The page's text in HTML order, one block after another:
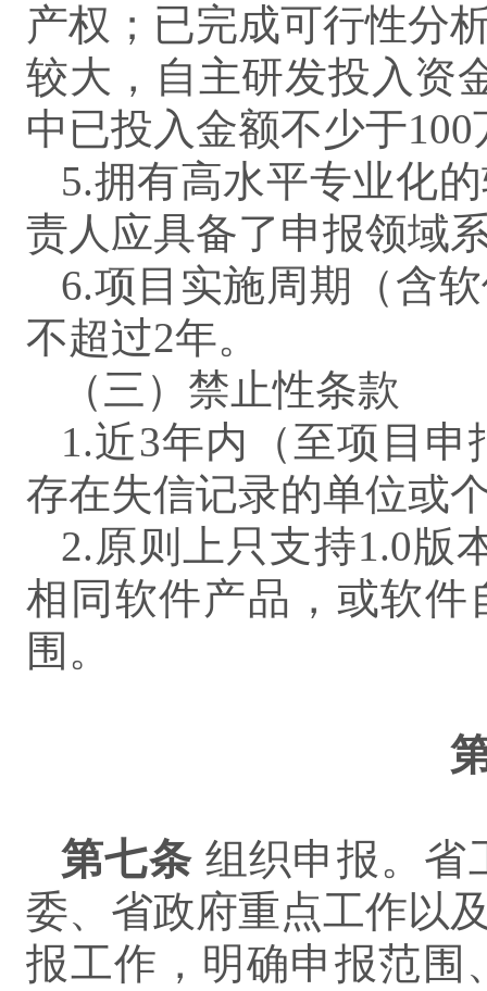
产权；已完成可行性分
较大，自主研发投入资
中已投入金额不少于100
5.拥有高水平专业化
责人应具备了申报领域
6.项目实施周期（含
不超过2年。
（三）禁止性条款
1.近3年内（至项目
存在失信记录的单位或
2.原则上只支持1.0版
相同软件产品，或软件
围。
第七条 组织申报。省
委、省政府重点工作以
报工作，明确申报范围